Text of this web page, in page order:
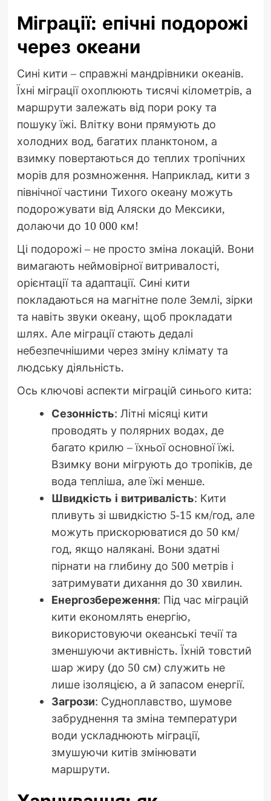
Міграції: епічні подорожі
через океани
Сині кити – справжні мандрівники океанів.
Їхні міграції охоплюють тисячі кілометрів, а
маршрути залежать від пори року та
пошуку їжі. Влітку вони прямують до
холодних вод, багатих планктоном, а
взимку повертаються до теплих тропічних
морів для розмноження. Наприклад, кити з
північної частини Тихого океану можуть
подорожувати від Аляски до Мексики,
долаючи до 10 000 км!
Ці подорожі – не просто зміна локацій. Вони
вимагають неймовірної витривалості,
орієнтації та адаптації. Сині кити
покладаються на магнітне поле Землі, зірки
та навіть звуки океану, щоб прокладати
шлях. Але міграції стають дедалі
небезпечнішими через зміну клімату та
людську діяльність.
Ось ключові аспекти міграцій синього кита:
Сезонність: Літні місяці кити
проводять у полярних водах, де
багато крилю – їхньої основної їжі.
Взимку вони мігрують до тропіків, де
вода тепліша, але їжі менше.
Швидкість і витривалість: Кити
пливуть зі швидкістю 5-15 км/год, але
можуть прискорюватися до 50 км/
год, якщо налякані. Вони здатні
пірнати на глибину до 500 метрів і
затримувати дихання до 30 хвилин.
Енергозбереження: Під час міграцій
кити економлять енергію,
використовуючи океанські течії та
зменшуючи активність. Їхній товстий
шар жиру (до 50 см) служить не
лише ізоляцією, а й запасом енергії.
Загрози: Судноплавство, шумове
забруднення та зміна температури
води ускладнюють міграції,
змушуючи китів змінювати
маршрути.